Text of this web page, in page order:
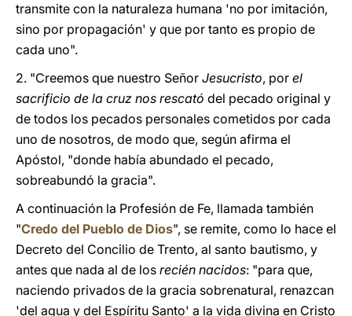
transmite con la naturaleza humana 'no por imitación,
sino por propagación' y que por tanto es propio de
cada uno".
2. "Creemos que nuestro Señor Jesucristo, por el
sacrificio de la cruz nos rescató del pecado original y
de todos los pecados personales cometidos por cada
uno de nosotros, de modo que, según afirma el
Apóstol, "donde había abundado el pecado,
sobreabundó la gracia".
A continuación la Profesión de Fe, llamada también
"Credo del Pueblo de Dios", se remite, como lo hace el
Decreto del Concilio de Trento, al santo bautismo, y
antes que nada al de los recién nacidos: "para que,
naciendo privados de la gracia sobrenatural, renazcan
'del agua y del Espíritu Santo' a la vida divina en Cristo